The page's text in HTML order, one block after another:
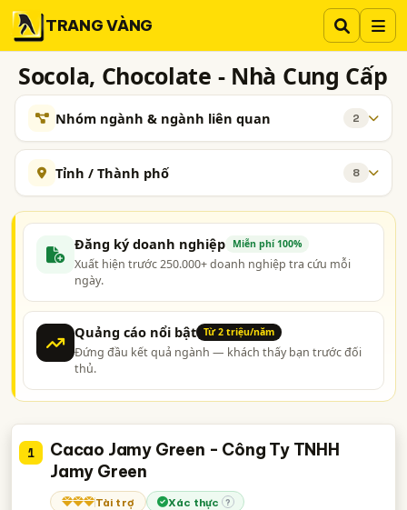
TRANG VÀNG
Socola, Chocolate - Nhà Cung Cấp
Nhóm ngành & ngành liên quan 2
Tỉnh / Thành phố 8
Hà Nội TP. Hồ Chí Minh (TPHCM)
Bình Dương
Lâm Đồng
Khánh Hòa Đắk Lắk
Bến Tre
Tiền Giang
Đăng ký doanh nghiệp Miễn phí 100%
Xuất hiện trước 250.000+ doanh nghiệp tra cứu mỗi
ngày.
Quảng cáo nổi bật Từ 2 triệu/năm
Đứng đầu kết quả ngành — khách thấy bạn trước đối
thủ.
1
Cacao Jamy Green - Công Ty TNHH
Jamy Green
Tài trợ Xác thực ?